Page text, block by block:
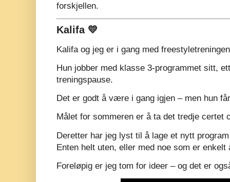
forskjellen.
Kalifa 💛
Kalifa og jeg er i gang med
Hun jobber med klasse 3-programmet sitt,
treningspause.
Det er godt å være i gang igjen – men hun
Målet for sommeren er å ta det tredje certet
Deretter har jeg lyst til å lage et nytt
Enten helt uten, eller med noe som er enkelt
Foreløpig er jeg tom for ideer – og det er